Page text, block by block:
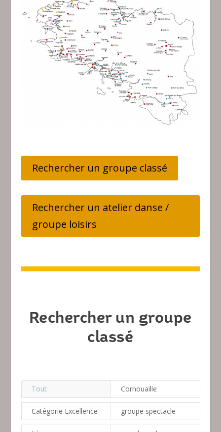
Rechercher un groupe classé
Rechercher un atelier danse /
groupe loisirs
Rechercher un groupe
classé
Tout Cornouaille
Catégorie Excellence groupe spectacle